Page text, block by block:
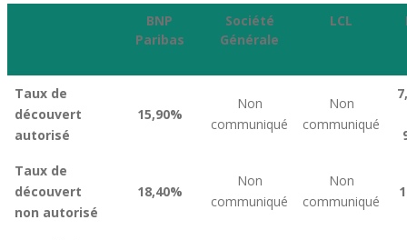
BNP
Paribas
Société
Générale
LCL
Taux de
découvert
autorisé
15,90%
Non
communiqué
Non
communiqué
Taux de
découvert
non autorisé
18,40%
Non
communiqué
Non
communiqué